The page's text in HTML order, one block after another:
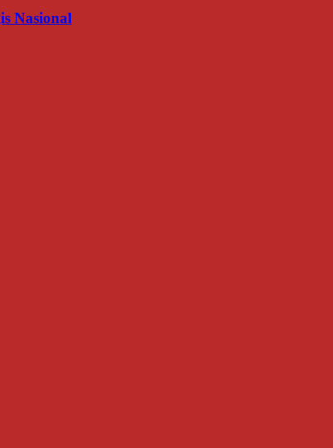
Nasional